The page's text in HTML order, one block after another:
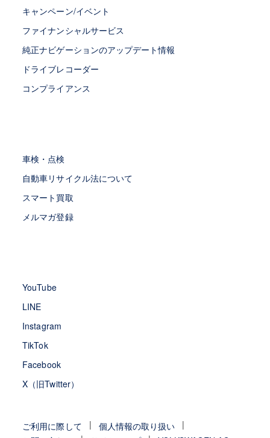
キャンペーン/イベント
ファイナンシャルサービス
純正ナビゲーションのアップデート情報
ドライブレコーダー
コンプライアンス
車検・点検
自動車リサイクル法について
スマート買取
メルマガ登録
YouTube
LINE
Instagram
TikTok
Facebook
X（旧Twitter）
ご利用に際して
個人情報の取り扱い